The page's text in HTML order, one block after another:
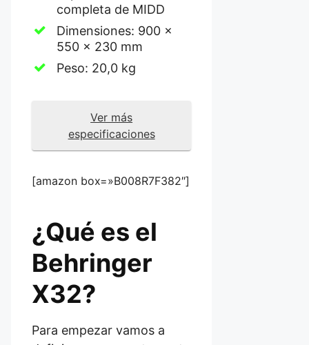
completa de MIDD
Dimensiones: 900 x
550 x 230 mm
Peso: 20,0 kg
Ver más
especificaciones
[amazon box=»B008R7F382″]
¿Qué es el
Behringer
X32?
Para empezar vamos a